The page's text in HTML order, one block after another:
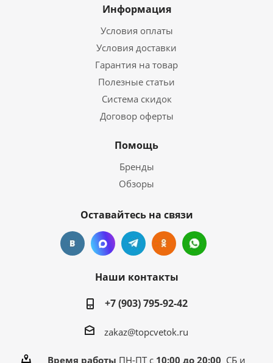
Информация
Условия оплаты
Условия доставки
Гарантия на товар
Полезные статьи
Система скидок
Договор оферты
Помощь
Бренды
Обзоры
Оставайтесь на связи
Наши контакты
+7 (903) 795-92-42
zakaz@topcvetok.ru
Время работы ПН-ПТ с 10:00 до 20:00 СБ и